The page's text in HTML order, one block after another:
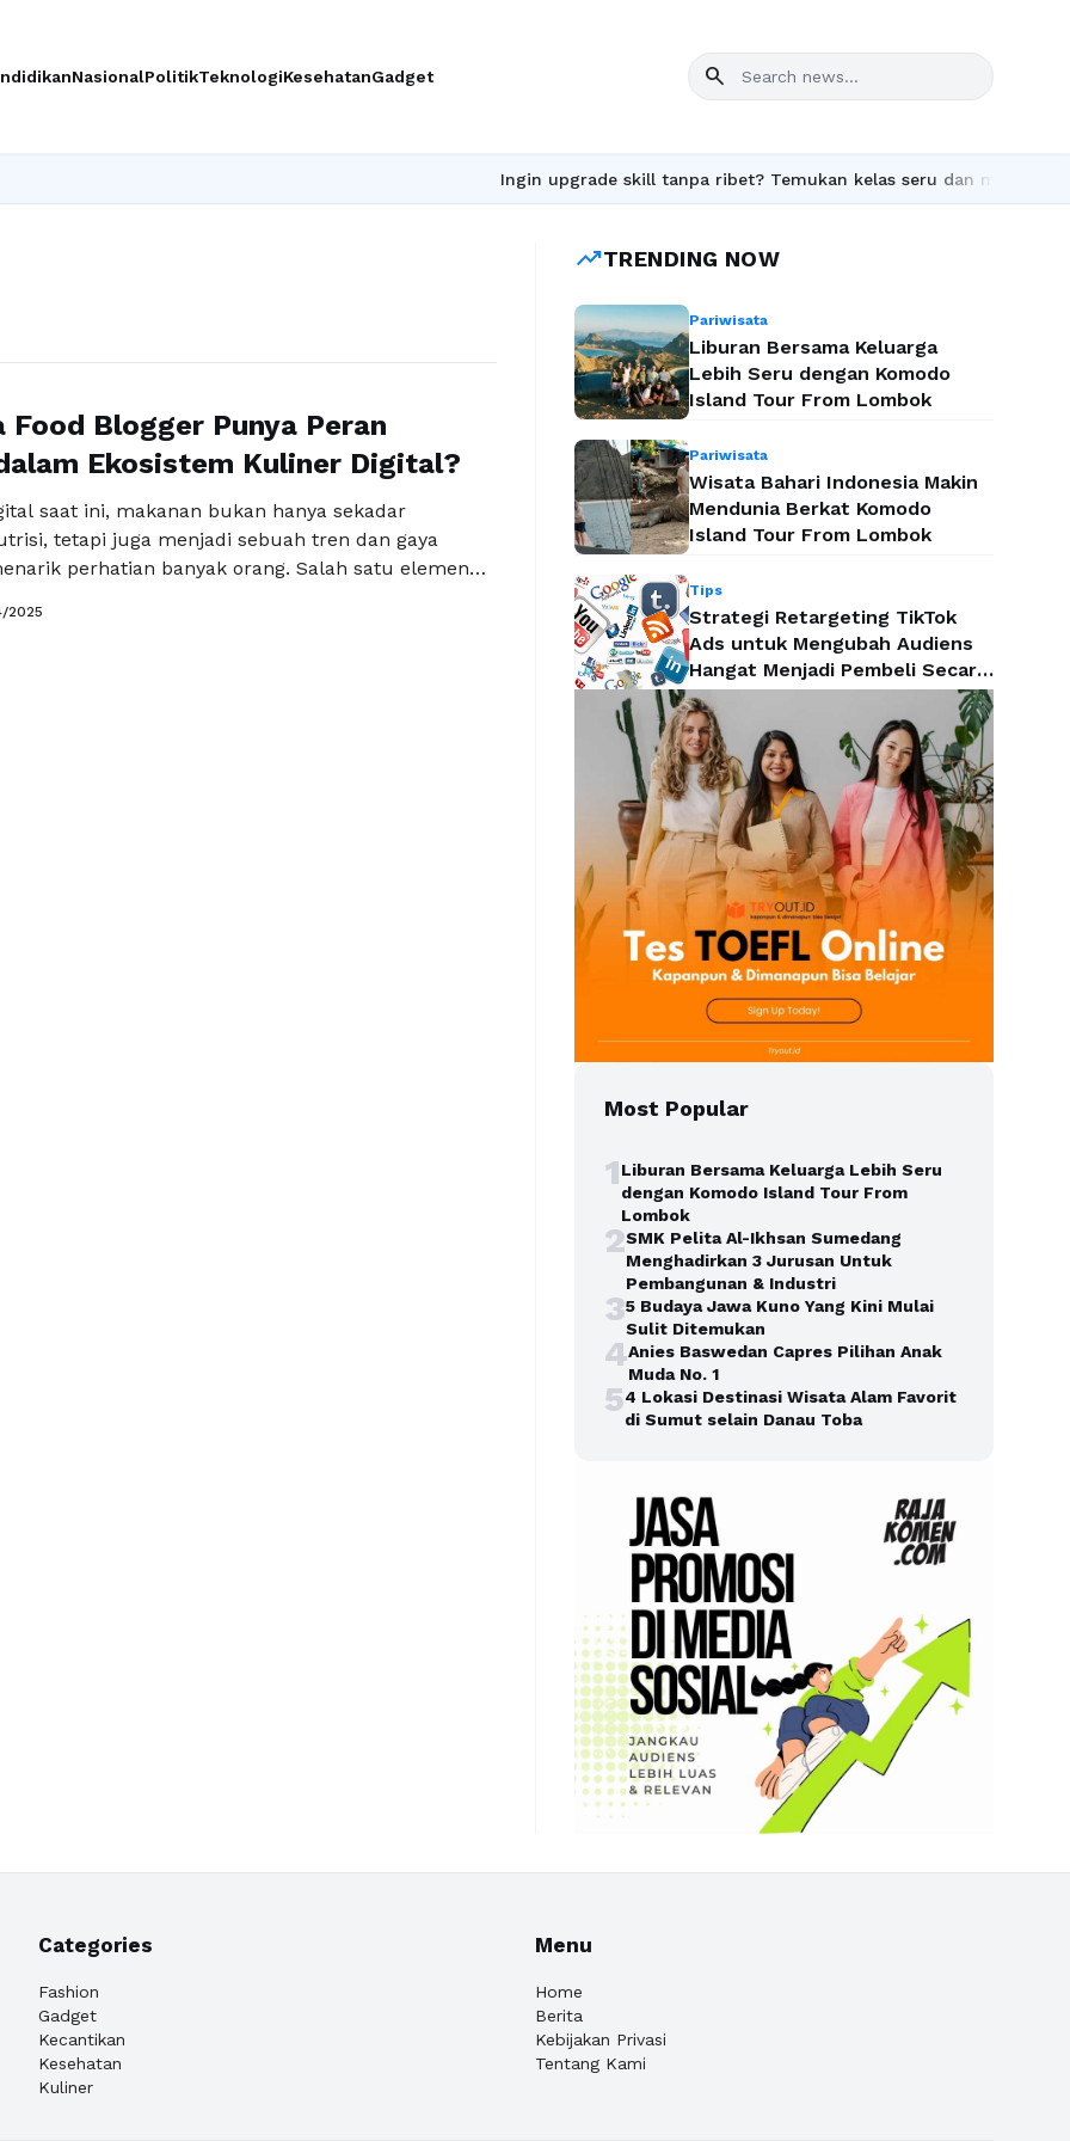
NasionalPolitikTeknologiKesehatanGadget search
Ingin upgrade skill tanpa ribet? Temukan kelas seru dan materi
Food Blogger Punya Peran
Ekosistem Kuliner Digital?
saat ini, makanan bukan hanya sekadar
tetapi juga menjadi sebuah tren dan gaya
perhatian banyak orang. Salah satu elemen
makanan, tetapi juga menjadi penghubung
2025
trending_upTRENDING NOW
Pariwisata
Liburan Bersama Keluarga
Lebih Seru dengan Komodo
Island Tour From Lombok
Pariwisata
Wisata Bahari Indonesia Makin
Mendunia Berkat Komodo
Island Tour From Lombok
Tips
Strategi Retargeting TikTok
Ads untuk Mengubah Audiens
Hangat Menjadi Pembeli Secara
Efektif
Most Popular
1Liburan Bersama Keluarga Lebih Seru
dengan Komodo Island Tour From
Lombok
2SMK Pelita Al-Ikhsan Sumedang
Menghadirkan 3 Jurusan Untuk
Pembangunan & Industri
35 Budaya Jawa Kuno Yang Kini Mulai
Sulit Ditemukan
4Anies Baswedan Capres Pilihan Anak
Muda No. 1
54 Lokasi Destinasi Wisata Alam Favorit
di Sumut selain Danau Toba
Categories
Fashion
Gadget
Kecantikan
Kesehatan
Kuliner
Menu
Home
Berita
Kebijakan Privasi
Tentang Kami